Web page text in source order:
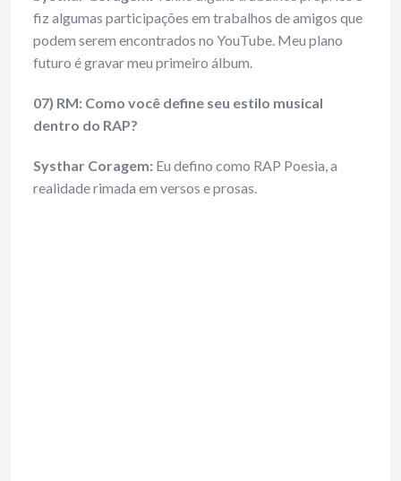
fiz algumas participações em trabalhos de amigos que
podem serem encontrados no YouTube. Meu plano
futuro é gravar meu primeiro álbum.
07) RM: Como você define seu estilo musical
dentro do RAP?
Systhar Coragem: Eu defino como RAP Poesia, a
realidade rimada em versos e prosas.